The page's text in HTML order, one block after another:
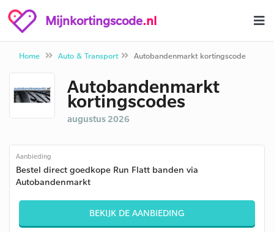
Mijnkortingscode.nl
Home Auto & Transport Autobandenmarkt kortingscode
Autobandenmarkt
kortingscodes
augustus 2026
Aanbieding
Bestel direct goedkope Run Flatt banden via
Autobandenmarkt
BEKIJK DE AANBIEDING